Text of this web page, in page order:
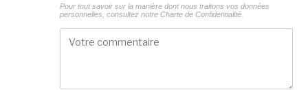
Pour tout savoir sur la manière dont nous traitons vos données
personnelles, consultez notre Charte de Confidentialité.